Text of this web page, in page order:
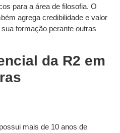
para a área de filosofia. O
agrega credibilidade e valor
formação perante outras
da R2 em
mais de 10 anos de